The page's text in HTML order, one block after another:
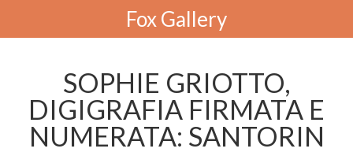
Fox Gallery
SOPHIE GRIOTTO,
DIGIGRAFIA FIRMATA E
NUMERATA: SANTORIN